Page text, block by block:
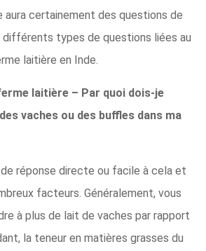
aura certainement des questions de
différents types de questions liées au
laitière en Inde.
laitière – Par quoi dois-je
vaches ou des buffles dans ma
de réponse directe ou facile à cela et
facteurs. Généralement, vous
à plus de lait de vaches par rapport
la teneur en matières grasses du